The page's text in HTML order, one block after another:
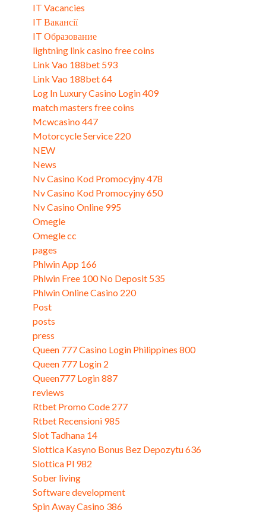
IT Vacancies
IT Вакансії
IT Образование
lightning link casino free coins
Link Vao 188bet 593
Link Vao 188bet 64
Log In Luxury Casino Login 409
match masters free coins
Mcwcasino 447
Motorcycle Service 220
NEW
News
Nv Casino Kod Promocyjny 478
Nv Casino Kod Promocyjny 650
Nv Casino Online 995
Omegle
Omegle cc
pages
Phlwin App 166
Phlwin Free 100 No Deposit 535
Phlwin Online Casino 220
Post
posts
press
Queen 777 Casino Login Philippines 800
Queen 777 Login 2
Queen777 Login 887
reviews
Rtbet Promo Code 277
Rtbet Recensioni 985
Slot Tadhana 14
Slottica Kasyno Bonus Bez Depozytu 636
Slottica Pl 982
Sober living
Software development
Spin Away Casino 386